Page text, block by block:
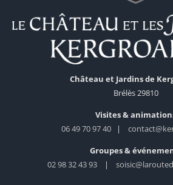
Château et Jardins de
Brélès 29810
Visites &
06 49 70 97 40
|
Groupes &
02 98 32 43 93|